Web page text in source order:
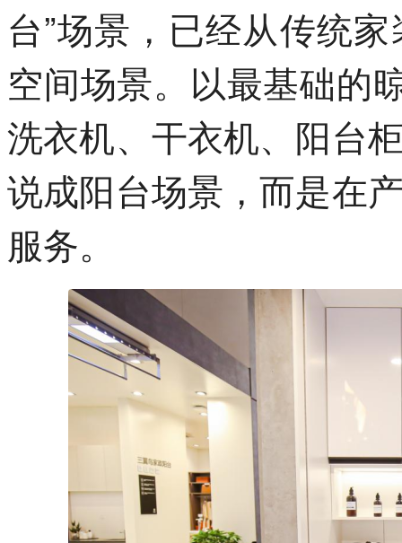
台”场景，已经从传统
空间场景。以最基础的
洗衣机、干衣机、阳台
说成阳台场景，而是在
服务。